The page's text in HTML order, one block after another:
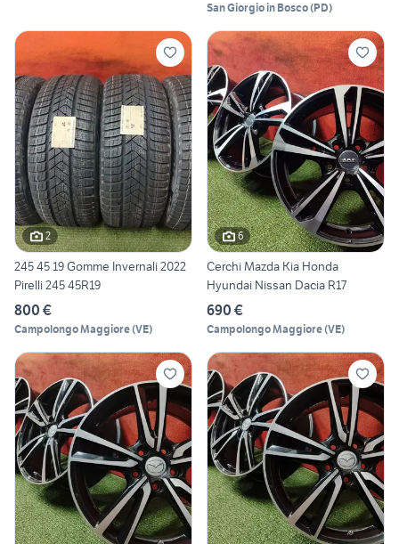
San Giorgio in Bosco(PD)
2
245 45 19 Gomme Invernali 2022
Pirelli 245 45R19
800 €
Campolongo Maggiore(VE)
6
Cerchi Mazda Kia Honda
Hyundai Nissan Dacia R17
690 €
Campolongo Maggiore(VE)